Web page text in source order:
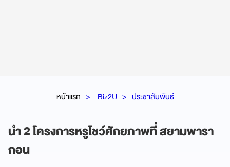
หน้าแรก Biz2U ประชาสัมพันธ์
นำ 2 โครงการหรูโชว์ศักยภาพที่ สยามพารา
กอน